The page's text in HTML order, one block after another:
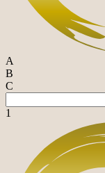
A
B
C
1